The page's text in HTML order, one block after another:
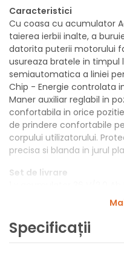
Caracteristici
Cu coasa cu acumulator
taierea ierbii inalte, a
datorita puterii motorului
usureaza bratele in timpul
semiautomatica a liniei
Chip - Energie controlata
Maner auxiliar reglabil in
confortabila in orice
de prindere confortabile
corpului utilizatorului.
precisa si blanda in jurul
Set de livrare
Date tehnice
Functioneaza cu
Specificații